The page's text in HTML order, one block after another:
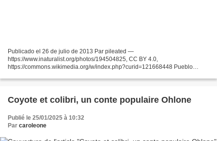
Publicado el 26 de julio de 2013 Par pileated —
https://www.inaturalist.org/photos/194504825, CC BY 4.0,
https://commons.wikimedia.org/w/index.php?curid=121668448 Pueblo
encuentran a lo...
Coyote et colibri, un conte populaire Ohlone
Publié le 25/01/2025 à 10:32
Par caroleone